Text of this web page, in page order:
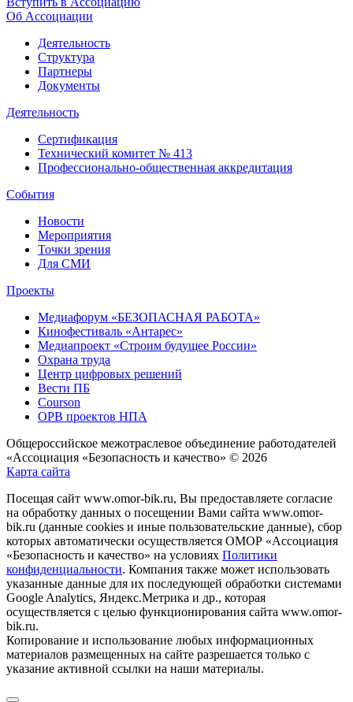
Об Ассоциации
Деятельность
Структура
Партнеры
Документы
Деятельность
Сертификация
Технический комитет № 413
Профессионально-общественная аккредитация
События
Новости
Мероприятия
Точки зрения
Для СМИ
Проекты
Медиафорум «БЕЗОПАСНАЯ РАБОТА»
Кинофестиваль «Антарес»
Медиапроект «Строим будущее России»
Охрана труда
Центр цифровых решений
Вести ПБ
Courson
ОРВ проектов НПА
Общероссийское межотраслевое объединение работодателей
«Ассоциация «Безопасность и качество» © 2026
Карта сайта
Посещая сайт www.omor-bik.ru, Вы предоставляете согласие
на обработку данных о посещении Вами сайта www.omor-
bik.ru (данные cookies и иные пользовательские данные), сбор
которых автоматически осуществляется ОМОР «Ассоциация
«Безопасность и качество» на условиях Политики
конфиденциальности. Компания также может использовать
указанные данные для их последующей обработки системами
Google Analytics, Яндекс.Метрика и др., которая
осуществляется с целью функционирования сайта www.omor-
bik.ru.
Копирование и использование любых информационных
материалов размещенных на сайте разрешается только с
указание активной ссылки на наши материалы.